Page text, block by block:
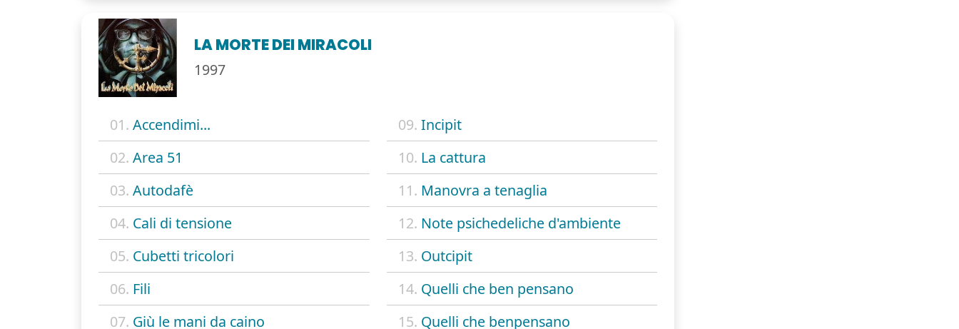
LA MORTE DEI MIRACOLI
1997
01. Accendimi...
02. Area 51
03. Autodafè
04. Cali di tensione
05. Cubetti tricolori
06. Fili
07. Giù le mani da caino
09. Incipit
10. La cattura
11. Manovra a tenaglia
12. Note psichedeliche d'ambiente
13. Outcipit
14. Quelli che ben pensano
15. Quelli che benpensano